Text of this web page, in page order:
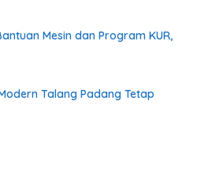
Mesin dan Program KUR,
Talang Padang Tetap